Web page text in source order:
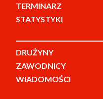
TERMINARZ
STATYSTYKI
DRUŻYNY
ZAWODNICY
WIADOMOŚCI